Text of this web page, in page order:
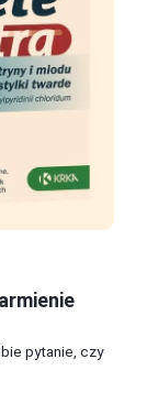
pytanie, czy